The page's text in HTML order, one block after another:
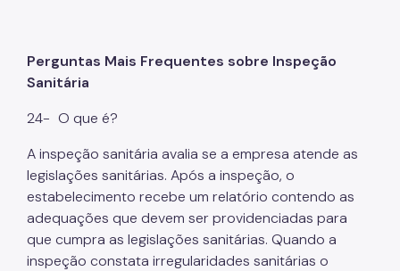
Perguntas Mais Frequentes sobre Inspeção
Sanitária
24- O que é?
A inspeção sanitária avalia se a empresa atende as
legislações sanitárias. Após a inspeção, o
estabelecimento recebe um relatório contendo as
adequações que devem ser providenciadas para
que cumpra as legislações sanitárias. Quando a
inspeção constata irregularidades sanitárias o